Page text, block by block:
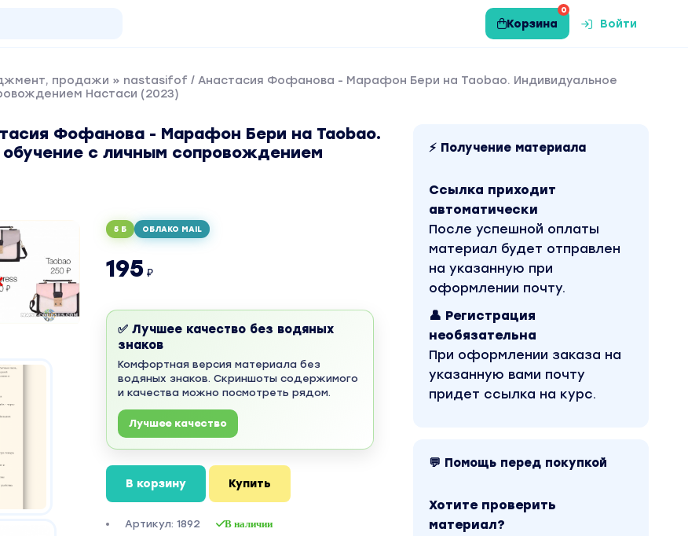
0
Корзина Войти
продажи » nastasifof / Анастасия Фофанова - Марафон Бери на Taobao. Индивидуальное
Настаси (2023)
Фофанова - Марафон Бери на Taobao.
с личным сопровождением
5 Б ОБЛАКО MAIL
195₽
✅ Лучшее качество без водяных
знаков
Комфортная версия материала без
водяных знаков. Скриншоты содержимого
и качества можно посмотреть рядом.
Лучшее качество
В корзину Купить
Артикул: 1892 В наличии
⚡ Получение материала
Ссылка приходит
автоматически
После успешной оплаты
материал будет отправлен
на указанную при
оформлении почту.
👤 Регистрация
необязательна
При оформлении заказа на
указанную вами почту
придет ссылка на курс.
💬 Помощь перед покупкой
Хотите проверить
материал?